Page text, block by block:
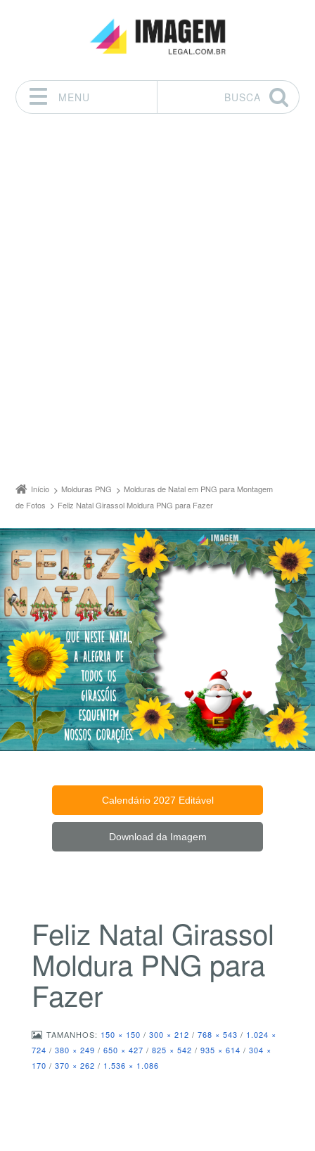
MENU
BUSCA
Início Molduras PNG
Molduras de Natal em PNG para Montagem
de Fotos
Feliz Natal Girassol Moldura PNG para Fazer
Calendário 2027 Editável
Download da Imagem
Feliz Natal Girassol
Moldura PNG para
Fazer
TAMANHOS: 150 × 150 / 300 × 212 / 768 × 543 / 1.024 ×
724 / 380 × 249 / 650 × 427 / 825 × 542 / 935 × 614 / 304 ×
170 / 370 × 262 / 1.536 × 1.086